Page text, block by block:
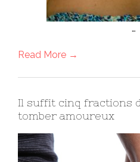
…
Read More →
Il suffit cinq fractions
tomber amoureux